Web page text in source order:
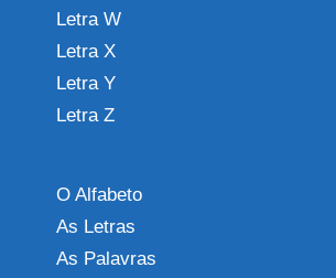
Letra W
Letra X
Letra Y
Letra Z
O Alfabeto
As Letras
As Palavras